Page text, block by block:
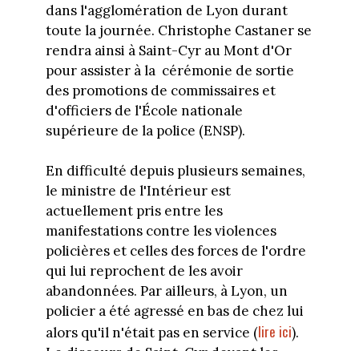
dans l'agglomération de Lyon durant
toute la journée. Christophe Castaner se
rendra ainsi à Saint-Cyr au Mont d'Or
pour assister à la cérémonie de sortie
des promotions de commissaires et
d'officiers de l'École nationale
supérieure de la police (ENSP).
En difficulté depuis plusieurs semaines,
le ministre de l'Intérieur est
actuellement pris entre les
manifestations contre les violences
policières et celles des forces de l'ordre
qui lui reprochent de les avoir
abandonnées. Par ailleurs, à Lyon, un
policier a été agressé en bas de chez lui
alors qu'il n'était pas en service (lire ici).